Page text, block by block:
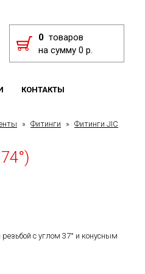
0 товаров
на сумму 0 р.
КОНТАКТЫ
» Фитинги » Фитинги JIC
резьбой с углом 37° и конусным